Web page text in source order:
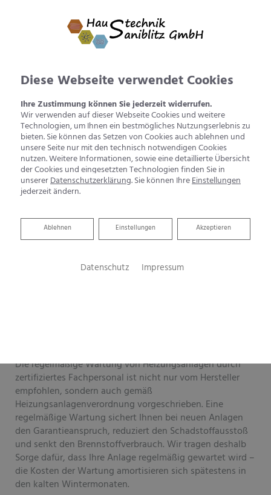
Kundendienst und Wartung
Haustechnik Saniblitz GmbH sorgt für
anhaltende Wärme
Die regelmäßige Wartung von Heizungsanlagen durch
zertifiziertes Fachpersonal ist nicht nur vom Hersteller
empfohlen, sondern auch gemäß
Heizungsanlagenverordnung vorgeschrieben. Eine
regelmäßige Wartung sichert Ihnen bei neuen Anlagen
den Garantieanspruch, reduziert den Schadstoffausstoß
und senkt den Brennstoffverbrauch. Wir tragen deshalb
Sorge dafür, dass Ihre Anlage regelmäßig gewartet wird –
die Kosten der Wartung amortisieren sich spätestens in
den kalten Wintermonaten.
Diese Webseite verwendet Cookies
Ihre Zustimmung können Sie jederzeit widerrufen.
Wir verwenden auf dieser Webseite Cookies und weitere
Technologien, um Ihnen ein bestmögliches Nutzungserlebnis zu
bieten. Sie können das Setzen von Cookies auch ablehnen und
unsere Seite nur mit den technisch notwendigen Cookies
nutzen. Weitere Informationen, sowie eine detaillierte Übersicht
der Cookies und eingesetzten Technologien finden Sie in
unsererDatenschutzerklärung. Sie können IhreEinstellungen
jederzeit ändern.
Akzeptieren
Einstellungen
Ablehnen
Ablehnen
Datenschutz Impressum